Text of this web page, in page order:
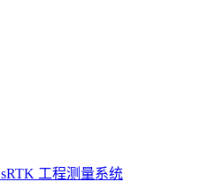
sRTK 工程测量系统